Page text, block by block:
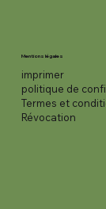
Mentions légales
imprimer
politique de
Termes et
Révocation